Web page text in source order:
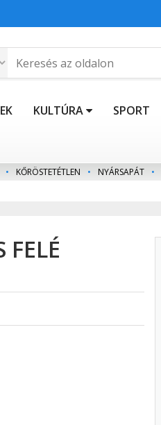
KULTÚRA SPORT
• KŐRÖSTETÉTLEN • NYÁRSAPÁT •
FELÉ